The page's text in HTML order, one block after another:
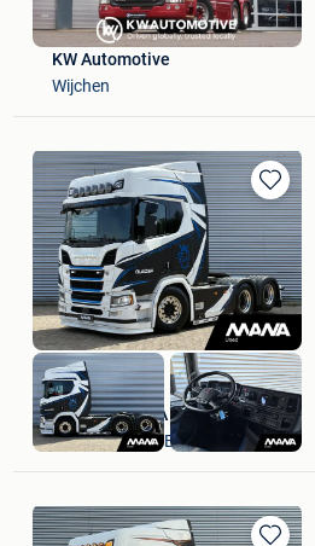
KW Automotive
Wijchen
Bewaren
in
Mijn
Favorieten
MANA Bedrijfswagens
ROOSENDAAL